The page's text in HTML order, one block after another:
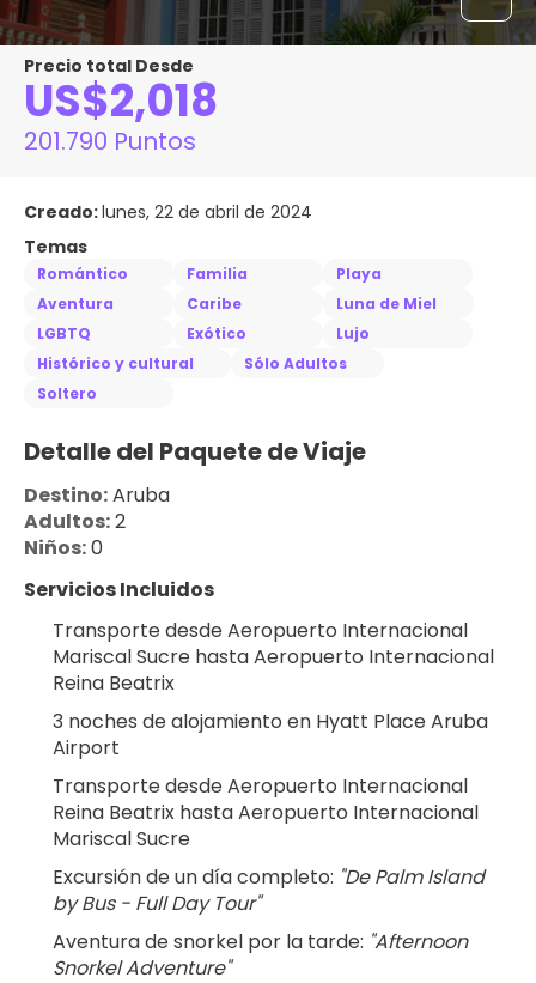
Precio total Desde
US$2,018
201.790 Puntos
Creado:lunes, 22 de abril de 2024
Temas
Romántico Familia
Playa
Aventura
Caribe
Luna de Miel
LGBTQ
Exótico
Lujo
Histórico y cultural
Sólo Adultos
Soltero
Detalle del Paquete de Viaje
Destino: Aruba
Adultos: 2
Niños: 0
Servicios Incluidos
Transporte desde Aeropuerto Internacional
Mariscal Sucre hasta Aeropuerto Internacional
Reina Beatrix
3 noches de alojamiento en Hyatt Place Aruba
Airport
Transporte desde Aeropuerto Internacional
Reina Beatrix hasta Aeropuerto Internacional
Mariscal Sucre
Excursión de un día completo: "De Palm Island
by Bus - Full Day Tour"
Aventura de snorkel por la tarde: "Afternoon
Snorkel Adventure"